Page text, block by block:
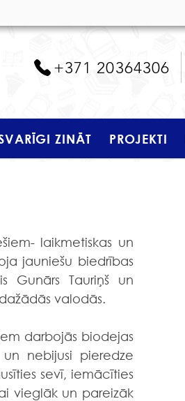
+371 20364306
ZINĀT PROJEKTI
laikmetiskas un
Gunārs Tauriņš un
valodās.
darbojās biodejas
nebijusi pieredze
sevī, iemācīties
vieglāk un pareizāk